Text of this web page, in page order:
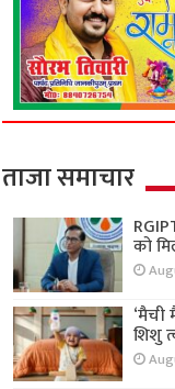
ताजा समाचार
को
‘मैची
शिशु